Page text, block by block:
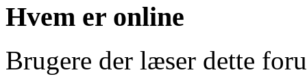
Hvem er online
Brugere der læser dette